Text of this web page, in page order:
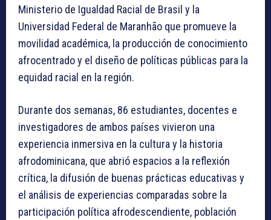
Ministerio de Igualdad Racial de Brasil y la
Universidad Federal de Maranhão que promueve la
movilidad académica, la producción de conocimiento
afrocentrado y el diseño de políticas públicas para la
equidad racial en la región.
Durante dos semanas, 86 estudiantes, docentes e
investigadores de ambos países vivieron una
experiencia inmersiva en la cultura y la historia
afrodominicana, que abrió espacios a la reflexión
crítica, la difusión de buenas prácticas educativas y
el análisis de experiencias comparadas sobre la
participación política afrodescendiente, población